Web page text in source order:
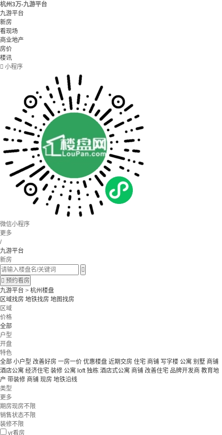
杭州3万-九游平台
九游平台
新房
看现场
商业地产
房价
楼讯
 小程序
微信小程序
更多
/
九游平台
新房

 预约看房
九游平台 > 杭州楼盘
区域找房 地铁找房 地图找房
区域
价格
全部
户型
开盘
特色
全部 小户型 改善好房 一房一价 优惠楼盘 近期交房 住宅 商铺 写字楼 公寓 别墅 商铺
酒店公寓 经济住宅 装修 公寓 loft独栋 酒店式公寓 商铺 改善住宅 品牌开发商 教育地
产 带装修 商铺 现房 地铁沿线
类型
更多
期房现房不限
销售状态不限
装修不限
vr看房